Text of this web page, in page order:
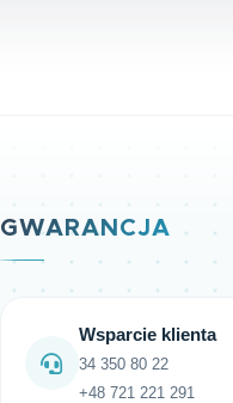
GWARANCJA
Wsparcie klienta
34 350 80 22
+48 721 221 291